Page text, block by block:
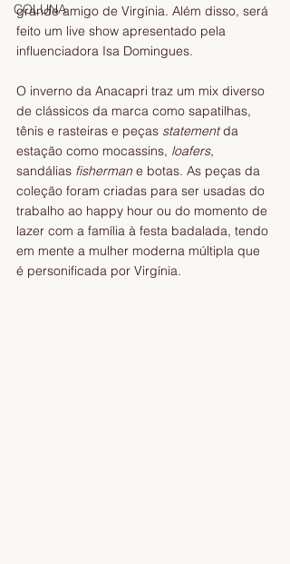
COLUNA
grande amigo de Virgínia. Além disso, será
feito um live show apresentado pela
influenciadora Isa Domingues.
O inverno da Anacapri traz um mix diverso
de clássicos da marca como sapatilhas,
tênis e rasteiras e peças statement da
estação como mocassins, loafers,
sandálias fisherman e botas. As peças da
coleção foram criadas para ser usadas do
trabalho ao happy hour ou do momento de
lazer com a família à festa badalada, tendo
em mente a mulher moderna múltipla que
é personificada por Virgínia.